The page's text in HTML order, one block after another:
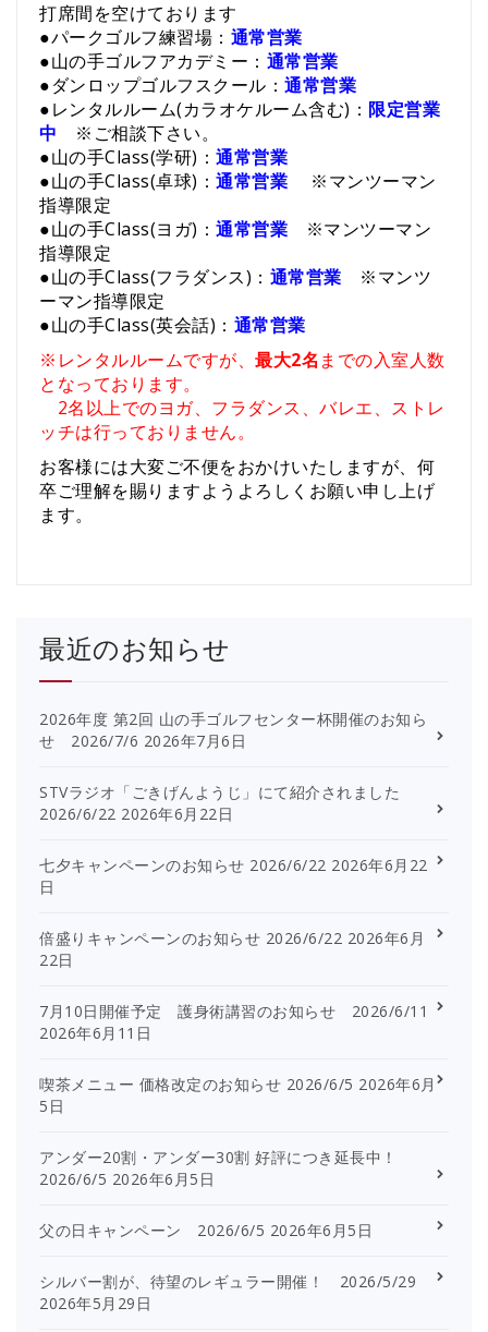
打席間を空けております
●パークゴルフ練習場： 通常営業
●山の手ゴルフアカデミー： 通常営業
●ダンロップゴルフスクール： 通常営業
●レンタルルーム(カラオケルーム含む)： 限定営業
中 ※ご相談下さい。
●山の手Class(学研)： 通常営業
●山の手Class(卓球)： 通常営業
※マンツーマン
指導限定
●山の手Class(ヨガ)： 通常営業 ※マンツーマン
指導限定
●山の手Class(フラダンス)： 通常営業 ※マンツ
ーマン指導限定
●山の手Class(英会話)： 通常営業
※レンタルルームですが、 最大2名 までの入室人数
となっております。
2名以上でのヨガ、フラダンス、バレエ、ストレ
ッチは行っておりません。
お客様には大変ご不便をおかけいたしますが、何
卒ご理解を賜りますようよろしくお願い申し上げ
ます。
最近のお知らせ
2026年度 第2回 山の手ゴルフセンター杯開催のお知ら
せ 2026/7/6 2026年7月6日
STVラジオ「ごきげんようじ」にて紹介されました
2026/6/22 2026年6月22日
七夕キャンペーンのお知らせ 2026/6/22 2026年6月22
日
倍盛りキャンペーンのお知らせ 2026/6/22 2026年6月
22日
7月10日開催予定 護身術講習のお知らせ 2026/6/11
2026年6月11日
喫茶メニュー 価格改定のお知らせ 2026/6/5 2026年6月
5日
アンダー20割・アンダー30割 好評につき延長中！
2026/6/5 2026年6月5日
父の日キャンペーン 2026/6/5 2026年6月5日
シルバー割が、待望のレギュラー開催！ 2026/5/29
2026年5月29日